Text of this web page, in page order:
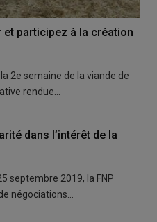
participez à la création
2e semaine de la viande de
rendue…
dans l’intérêt de la
septembre 2019, la FNP
négociations…